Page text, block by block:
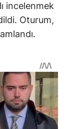
incelenmek
Oturum,